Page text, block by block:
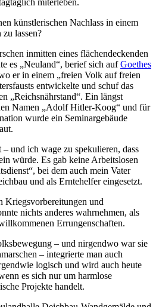
miterleben.
künstlerischen Nachlass in einem
lassen?
inmitten eines flächendeckenden
es „Neuland“, berief sich aufGoethes
er in einem „freien Volk auf freien
entwickelte und schuf das
„Reichsnährstand“. Ein längst
Namen „Adolf Hitler-Koog“ und für
wurde ein Seminargebäude
und ich wage zu spekulieren, dass
würde. Es gab keine Arbeitslosen
bei dem auch mein Vater
und als Erntehelfer eingesetzt.
Kriegsvorbereitungen und
nichts anderes wahrnehmen, als
Errungenschaften.
– und nirgendwo war sie
– integrierte man auch
logisch und wird auch heute
es sich nur um harmlose
Projekte handelt.